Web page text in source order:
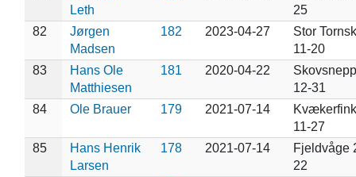
Leth
25
82
Jørgen
Madsen
182 2023-04-27
Stor
11-20
83
Hans Ole
Matthiesen
181 2020-04-22
12-31
84
Ole Brauer 179 2021-07-14
11-27
85
Hans Henrik
Larsen
178 2021-07-14
Fjeldvåge
22